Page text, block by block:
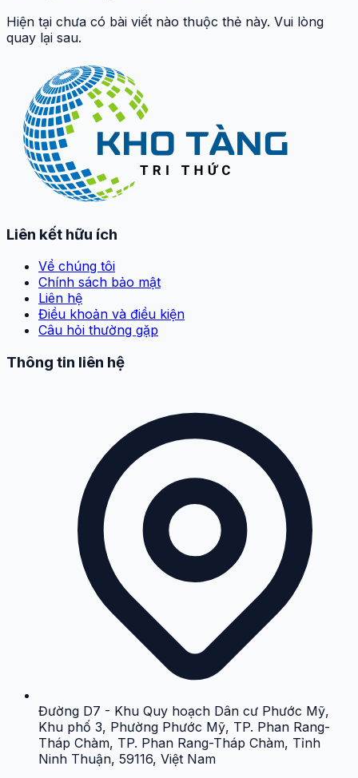
Hiện tại chưa có bài viết nào thuộc thẻ này. Vui lòng
quay lại sau.
Liên kết hữu ích
Về chúng tôi
Chính sách bảo mật
Liên hệ
Điều khoản và điều kiện
Câu hỏi thường gặp
Thông tin liên hệ
Đường D7 - Khu Quy hoạch Dân cư Phước Mỹ,
Khu phố 3, Phường Phước Mỹ, TP. Phan Rang-
Tháp Chàm, TP. Phan Rang-Tháp Chàm, Tỉnh
Ninh Thuận, 59116, Việt Nam